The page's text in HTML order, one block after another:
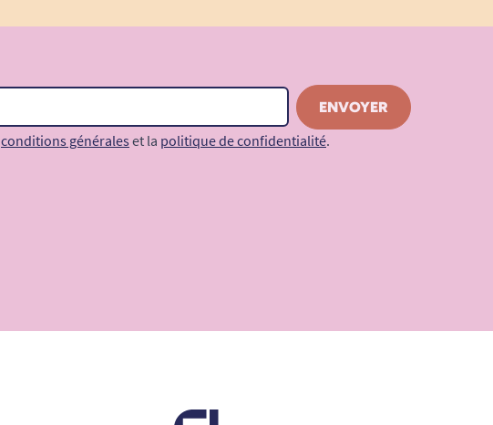
conditions générales et la politique de confidentialité.